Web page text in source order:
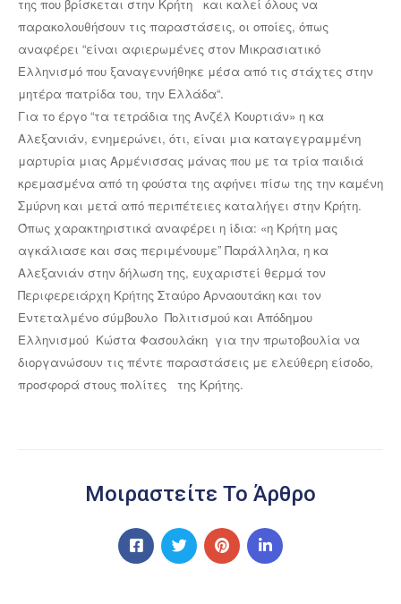
της που βρίσκεται στην Κρήτη και καλεί όλους να
παρακολουθήσουν τις παραστάσεις, οι οποίες, όπως
αναφέρει “είναι αφιερωμένες στον Μικρασιατικό
Ελληνισμό που ξαναγεννήθηκε μέσα από τις στάχτες στην
μητέρα πατρίδα του, την Ελλάδα“.
Για το έργο “τα τετράδια της Ανζέλ Κουρτιάν» η κα
Αλεξανιάν, ενημερώνει, ότι, είναι μια καταγεγραμμένη
μαρτυρία μιας Αρμένισσας μάνας που με τα τρία παιδιά
κρεμασμένα από τη φούστα της αφήνει πίσω της την καμένη
Σμύρνη και μετά από περιπέτειες καταλήγει στην Κρήτη.
Όπως χαρακτηριστικά αναφέρει η ίδια: «η Κρήτη μας
αγκάλιασε και σας περιμένουμε” Παράλληλα, η κα
Αλεξανιάν στην δήλωση της, ευχαριστεί θερμά τον
Περιφερειάρχη Κρήτης Σταύρο Αρναουτάκη και τον
Εντεταλμένο σύμβουλο Πολιτισμού και Απόδημου
Ελληνισμού Κώστα Φασουλάκη για την πρωτοβουλία να
διοργανώσουν τις πέντε παραστάσεις με ελεύθερη είσοδο,
προσφορά στους πολίτες της Κρήτης.
Μοιραστείτε Το Άρθρο